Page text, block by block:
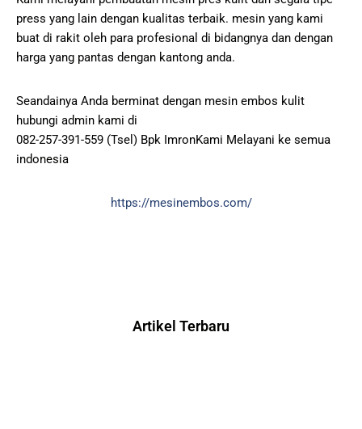
press yang lain dengan kualitas terbaik. mesin yang kami
buat di rakit oleh para profesional di bidangnya dan dengan
harga yang pantas dengan kantong anda.
Seandainya Anda berminat dengan mesin embos kulit
hubungi admin kami di
082-257-391-559 (Tsel) Bpk ImronKami Melayani ke semua
indonesia
https://mesinembos.com/
Artikel Terbaru